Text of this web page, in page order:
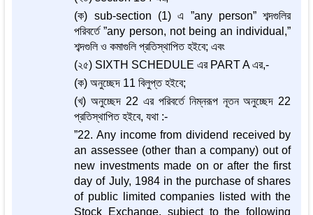
(ক) sub-section (1) এ ”any person” শব্দগুলির
পরিবর্তে ”any person, not being an individual,”
শব্দগুলি ও কমাগুলি প্রতিস্থাপিত হইবে; এবং
(২৫) SIXTH SCHEDULE এর PART A এর,-
(ক) অনুচ্ছেদ 11 বিলুপ্ত হইবে;
(খ) অনুচ্ছেদ 22 এর পরিবর্তে নিম্নরূপ নূতন অনুচ্ছেদ 22
প্রতিস্থাপিত হইবে, যথা :-
”22. Any income from dividend received by
an assessee (other than a company) out of
new investments made on or after the first
day of July, 1984 in the purchase of shares
of public limited companies listed with the
Stock Exchange, subject to the following